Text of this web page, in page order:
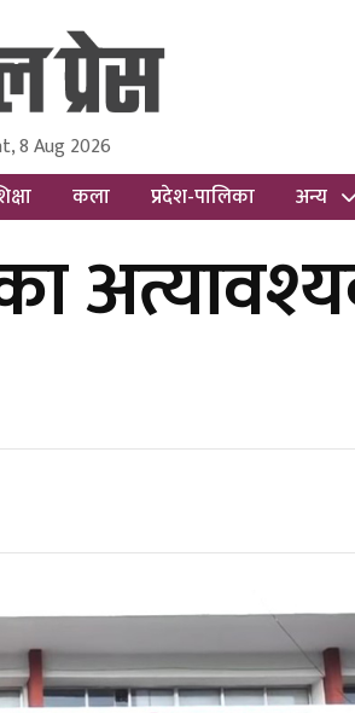
Pvt Ltd.
8 Aug 2026
कला प्रदेश-पालिका अन्य